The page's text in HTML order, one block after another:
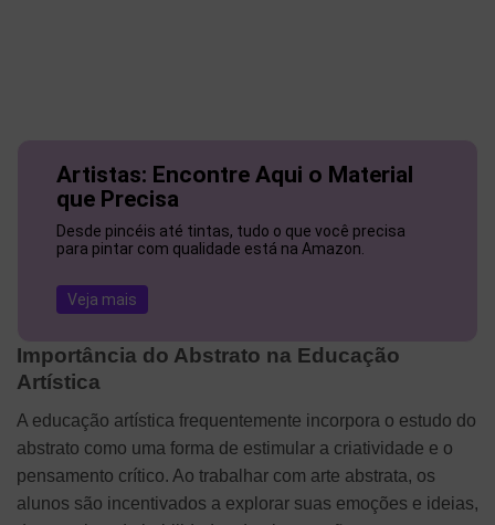
Artistas: Encontre Aqui o Material
que Precisa
Desde pincéis até tintas, tudo o que você precisa
para pintar com qualidade está na Amazon.
Veja mais
Importância do Abstrato na Educação
Artística
A educação artística frequentemente incorpora o estudo do
abstrato como uma forma de estimular a criatividade e o
pensamento crítico. Ao trabalhar com arte abstrata, os
alunos são incentivados a explorar suas emoções e ideias,